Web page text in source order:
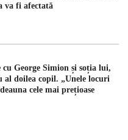
va fi afectată
George Simion și soția lui,
al doilea copil. „Unele locuri
cele mai prețioase